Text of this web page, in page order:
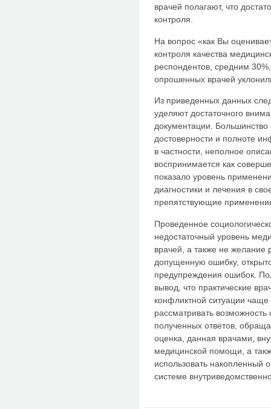
врачей полагают, что
контроля.
На вопрос «как Вы
контроля качества
респондентов, средним
опрошенных врачей
Из приведенных данных
уделяют достаточного
документации. Большинство
достоверности и полноте
в частности, неполное
воспринимается как
показало уровень
диагностики и лечения в
препятствующие
Проведенное
недостаточный уровень
врачей, а также не желание
допущенную ошибку,
предупреждения ошибок.
вывод, что практические
конфликтной ситуации
рассматривать
полученных ответов,
оценка, данная врачами,
медицинской помощи, а
использовать накопленный
системе